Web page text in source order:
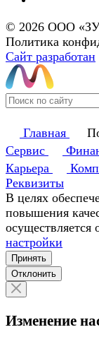
© 2026 ООО
Политика
Сайт разработан
Главная
Сервис
Карьера
Реквизиты
В целях
повышения
осуществляется
настройки
Принять
Отклонить
Изменение